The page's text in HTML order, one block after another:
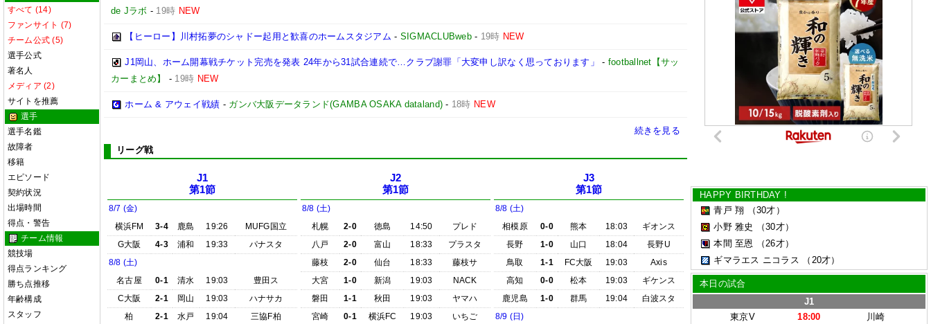
すべて (14)
ファンサイト (7)
チーム公式 (5)
選手公式
著名人
メディア (2)
サイトを推薦
選手
選手名鑑
故障者
移籍
エピソード
契約状況
出場時間
得点・警告
チーム情報
競技場
得点ランキング
勝ち点推移
年齢構成
スタッフ
de Jラボ - 19時 NEW
【ヒーロー】川村拓夢のシャドー起用と歓喜のホームスタジアム - SIGMACLUBweb - 19時 NEW
J1岡山、ホーム開幕戦チケット完売を発表 24年から31試合連続で…クラブ謝罪「大変申し訳なく思っております」 - footballnet【サッ
カーまとめ】
- 19時 NEW
ホーム & アウェイ戦績 - ガンバ大阪データランド(GAMBA OSAKA dataland) - 18時 NEW
続きを見る
リーグ戦
J1
第1節
8/7 (金)
横浜FM
3-4 鹿島 19:26
MUFG国立
G大阪
4-3 浦和 19:33
パナスタ
8/8 (土)
名古屋
0-1 清水 19:03
豊田ス
C大阪
2-1 岡山 19:03
ハナサカ
柏
2-1 水戸 19:04
三協F柏
J2
第1節
8/8 (土)
札幌
2-0 徳島 14:50
プレド
八戸
2-0 富山 18:33
プラスタ
藤枝
2-0 仙台 18:33
藤枝サ
大宮
1-0 新潟 19:03
NACK
磐田
1-1 秋田 19:03
ヤマハ
宮崎
0-1 横浜FC 19:03
いちご
J3
第1節
8/8 (土)
相模原
0-0 熊本 18:03
ギオンス
長野
1-0 山口 18:04
長野U
鳥取
1-1 FC大阪 19:03
Axis
高知
0-0 松本 19:03
ギケンス
鹿児島
1-0 群馬 19:04
白波スタ
8/9 (日)
HAPPY BIRTHDAY !
青戸 翔
（30才）
小野 雅史
（30才）
本間 至恩
（26才）
ギマラエス ニコラス
（20才）
本日の試合
J1
東京V
18:00
川崎